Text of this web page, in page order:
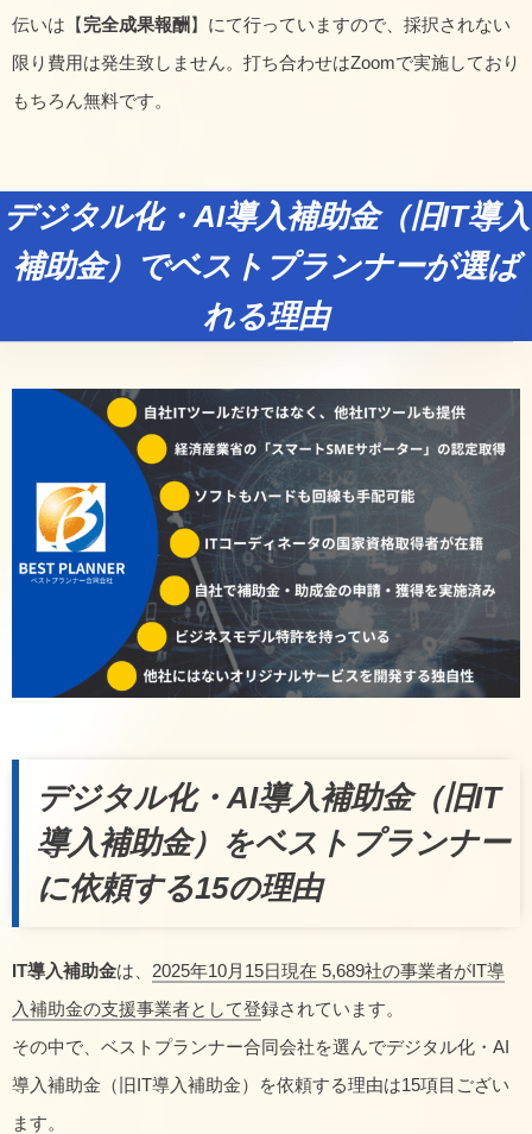
伝いは【完全成果報酬 】にて行っていますので、採択されない
限り費用は発生致しません。打ち合わせはZoomで実施しており
もちろん無料です。
デジタル化・AI導入補助金（旧IT導入
補助金）でベストプランナーが選ば
れる理由
デジタル化・AI導入補助金（旧IT
導入補助金）をベストプランナー
に依頼する15の理由
IT導入補助金は、 2025年10月15日現在 5,689社の事業者がIT導
入補助金の支援事業者として登録されています。
その中で、ベストプランナー合同会社を選んでデジタル化・AI
導入補助金（旧IT導入補助金）を依頼する理由は15項目ござい
ます。